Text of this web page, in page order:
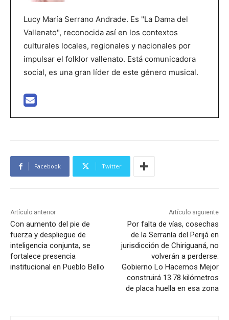
Lucy María Serrano Andrade. Es "La Dama del
Vallenato", reconocida así en los contextos
culturales locales, regionales y nacionales por
impulsar el folklor vallenato. Está comunicadora
social, es una gran líder de este género musical.
Facebook Twitter
Artículo anterior
Con aumento del pie de
fuerza y despliegue de
inteligencia conjunta, se
fortalece presencia
institucional en Pueblo Bello
Artículo siguiente
Por falta de vías, cosechas
de la Serranía del Perijá en
jurisdicción de Chiriguaná, no
volverán a perderse:
Gobierno Lo Hacemos Mejor
construirá 13.78 kilómetros
de placa huella en esa zona